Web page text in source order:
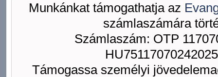
Munkánkat támogathatja az
számlaszámára
Számlaszám: OTP
Támogassa személyi